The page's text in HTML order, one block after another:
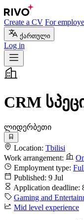
Create a CV For
ქართული
Log in
CRM
ლიდერბეთი
Location: Tbilisi
Work arrangement:
Employment type:
Published: 9 Jul
Application deadline:
Gaming and
Mid level experience